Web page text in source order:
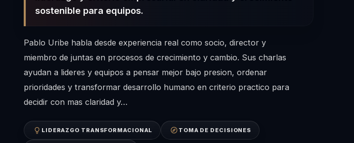
sostenible para equipos.
Pablo Uribe habla desde experiencia real como socio, director y
miembro de juntas en procesos de crecimiento y cambio. Sus charlas
ayudan a lideres y equipos a pensar mejor bajo presion, ordenar
prioridades y transformar desarrollo humano en criterio practico para
decidir con mas claridad y…
LIDERAZGO TRANSFORMACIONAL TOMA DE DECISIONES